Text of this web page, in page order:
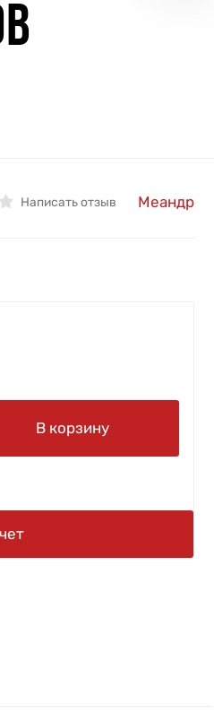
Написать отзыв Меандр
В корзину